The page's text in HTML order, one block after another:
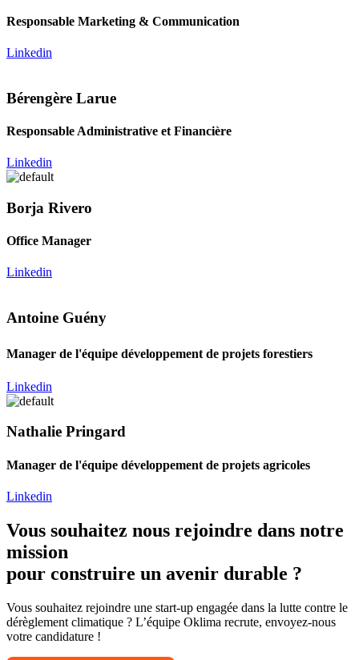
Responsable Marketing & Communication
Linkedin
Bérengère Larue
Responsable Administrative et Financière
Linkedin
Borja Rivero
Office Manager
Linkedin
Antoine Guény
Manager de l'équipe développement de projets forestiers
Linkedin
Nathalie Pringard
Manager de l'équipe développement de projets agricoles
Linkedin
Vous souhaitez nous rejoindre dans notre
mission
pour construire un avenir durable ?
Vous souhaitez rejoindre une start-up engagée dans la lutte contre le
dérèglement climatique ? L’équipe Oklima recrute, envoyez-nous
votre candidature !